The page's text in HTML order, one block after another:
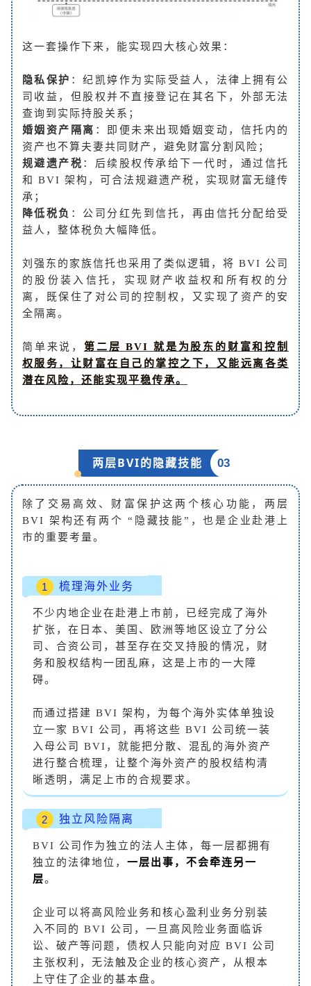
这一套操作下来，能实现四大核心效果：
隐私保护 ：纪凯婷作为实际受益人，法律上拥有公
司收益，但股权并不直接登记在其名下，外部无法
查询到实际持股关系；
婚姻资产隔离 ：即便未来出现婚姻变动，信托内的
资产也不算夫妻共同财产，避免财富分割风险；
规避遗产税 ：后续股权传承给下一代时，通过信托
和 BVI 架构，可合法规避遗产税，实现财富无缝传
承；
降低税负 ：公司分红先到信托，再由信托分配给受
益人，整体税负大幅降低。
刘强东的家族信托也采用了类似逻辑，将 BVI 公司
的股份装入信托，实现财产收益权和所有权的分
离，既保住了对公司的控制权，又实现了资产的安
全隔离。
简单来说， 第二层 BVI 就是为股东的财富和控制
权服务，让财富在自己的掌控之下，又能远离各类
潜在风险，还能实现平稳传承。
两层BVI的隐藏技能 03
除了交易高效、财富保护这两个核心功能，两层
BVI 架构还有两个 “隐藏技能”，也是企业赴港上
市的重要考量。
1 梳理海外业务
不少内地企业在赴港上市前，已经完成了海外
扩张，在日本、美国、欧洲等地区设立了分公
司、合资公司，甚至存在交叉持股的情况，财
务和股权结构一团乱麻，这是上市的一大障
碍。
而通过搭建 BVI 架构，为每个海外实体单独设
立一家 BVI 公司，再将这些 BVI 公司统一装
入母公司 BVI，就能把分散、混乱的海外资产
进行整合梳理，让整个海外资产的股权结构清
晰透明，满足上市的合规要求。
2 独立风险隔离
BVI 公司作为独立的法人主体，每一层都拥有
独立的法律地位， 一层出事，不会牵连另一
层。
企业可以将高风险业务和核心盈利业务分别装
入不同的 BVI 公司，一旦高风险业务面临诉
讼、破产等问题，债权人只能向对应 BVI 公司
主张权利，无法触及企业的核心资产，从根本
上守住了企业的基本盘。